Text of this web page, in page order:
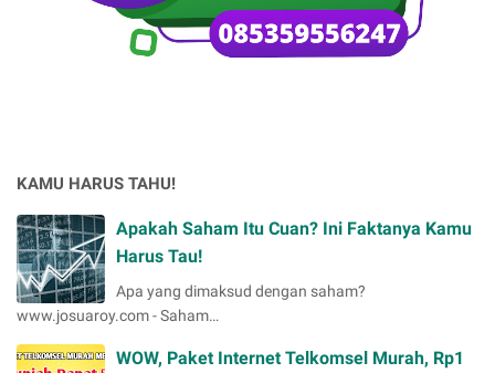
KAMU HARUS TAHU!
Apakah Saham Itu Cuan? Ini Faktanya Kamu
Harus Tau!
Apa yang dimaksud dengan saham?
www.josuaroy.com - Saham…
WOW, Paket Internet Telkomsel Murah, Rp1